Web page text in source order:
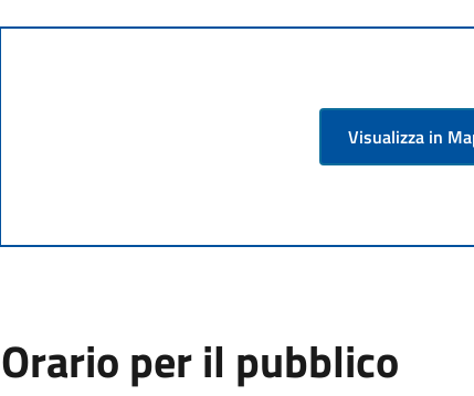
Visualizza in
Orario per il pubblico